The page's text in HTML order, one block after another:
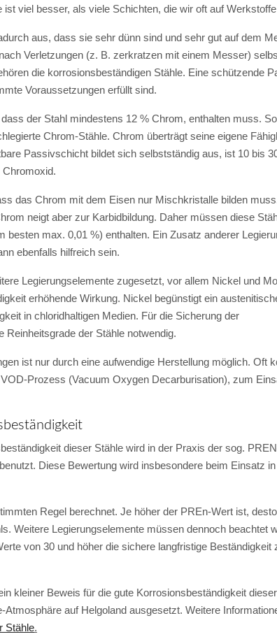
viel besser, als viele Schichten, die wir oft auf
aus, dass sie sehr dünn sind und sehr gut auf dem
Verletzungen (z. B. zerkratzen mit einem Messer)
die korrosionsbeständigen Stähle. Eine schützende
Voraussetzungen erfüllt sind.
der Stahl mindestens 12 % Chrom, enthalten muss.
Chrom-Stähle. Chrom überträgt seine eigene
Passivschicht bildet sich selbstständig aus, ist 10 bis
Chromoxid.
das Chrom mit dem Eisen nur Mischkristalle bilden
neigt aber zur Karbidbildung. Daher müssen diese
besten max. 0,01 %) enthalten. Ein Zusatz anderer
ebenfalls hilfreich sein.
Legierungselemente zugesetzt, vor allem Nickel und
erhöhende Wirkung. Nickel begünstigt ein
in chloridhaltigen Medien. Für die Sicherung der
Reinheitsgrade der Stähle notwendig.
ist nur durch eine aufwendige Herstellung möglich. Oft
VOD-Prozess (Vacuum Oxygen Decarburisation),
dieser Stähle wird in der Praxis der sog.
Diese Bewertung wird insbesondere beim Einsatz
Regel berechnet. Je höher der PREn-Wert ist,
Weitere Legierungselemente müssen dennoch beachtet
von 30 und höher die sichere langfristige Beständigkeit
kleiner Beweis für die gute Korrosionsbeständigkeit
auf Helgoland ausgesetzt. Weitere
Stähle.